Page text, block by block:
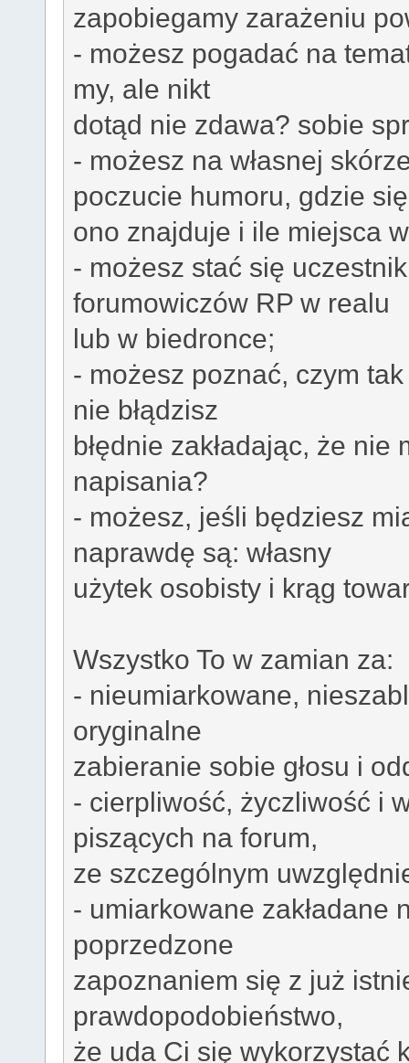
zapobiegamy zarażeniu
- możesz pogadać na
my, ale nikt
dotąd nie zdawa? sobie
- możesz na własnej
poczucie humoru, gdzie się
ono znajduje i ile miejsca
- możesz stać się
forumowiczów RP w realu
lub w biedronce;
- możesz poznać, czym
nie błądzisz
błędnie zakładając, że
napisania?
- możesz, jeśli będziesz
naprawdę są: własny
użytek osobisty i krąg
Wszystko To w zamian za:
- nieumiarkowane,
oryginalne
zabieranie sobie głosu i
- cierpliwość, życzliwość i
piszących na forum,
ze szczególnym
- umiarkowane zakładane
poprzedzone
zapoznaniem się z już
prawdopodobieństwo,
że uda Ci się wykorzystać